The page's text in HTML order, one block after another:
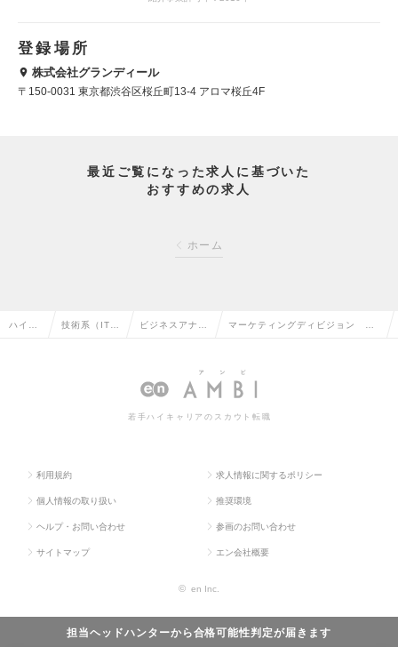
登録場所
株式会社グランディール
〒150-0031 東京都渋谷区桜丘町13-4 アロマ桜丘4F
最近ご覧になった求人に基づいた
おすすめの求人
ホーム
担当ヘッドハンターから合格可能性判定が届きます
ハイク 技術系（IT・ ビジネスアナリ
クトの転職
マーケティングディビジョン CM
ジャー候補）の求人情報
若手ハイキャリアのスカウト転職
利用規約 求人情報に関するポリシー
個人情報の取り扱い 推奨環境
ヘルプ・お問い合わせ 参画のお問い合わせ
サイトマップ エン会社概要
© en Inc.